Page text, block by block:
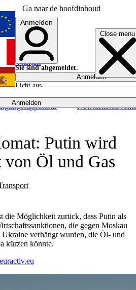
Ga naar de hoofdinhoud
Close menu
Anmelden
Rapporteur NewslettersEvents
English
Français
Anmelden
Sie sind abgemeldet.
Anmelden
Licht aus
Putin wird
von Öl und Gas
die Möglichkeit zurück, dass Putin als
die gegen Moskau
verhängt wurden, die Öl- und
kürzen könnte.